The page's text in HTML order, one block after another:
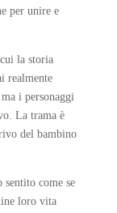
per unire e
la storia
realmente
i personaggi
La trama è
del bambino
come se
loro vita